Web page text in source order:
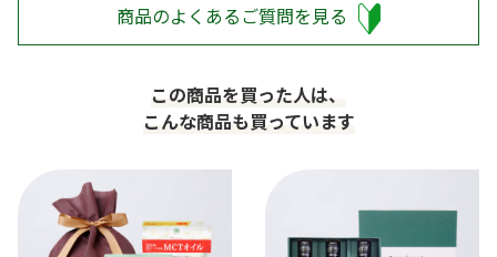
商品のよくあるご質問を見る
この商品を買った人は、
こんな商品も買っています